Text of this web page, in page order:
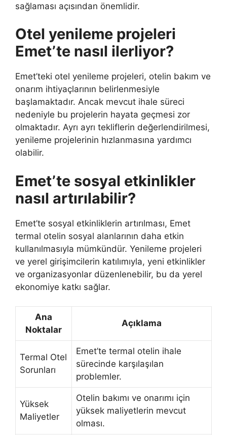
sağlaması açısından önemlidir.
Otel yenileme projeleri
Emet’te nasıl ilerliyor?
Emet’teki otel yenileme projeleri, otelin bakım ve
onarım ihtiyaçlarının belirlenmesiyle
başlamaktadır. Ancak mevcut ihale süreci
nedeniyle bu projelerin hayata geçmesi zor
olmaktadır. Ayrı ayrı tekliflerin değerlendirilmesi,
yenileme projelerinin hızlanmasına yardımcı
olabilir.
Emet’te sosyal etkinlikler
nasıl artırılabilir?
Emet’te sosyal etkinliklerin artırılması, Emet
termal otelin sosyal alanlarının daha etkin
kullanılmasıyla mümkündür. Yenileme projeleri
ve yerel girişimcilerin katılımıyla, yeni etkinlikler
ve organizasyonlar düzenlenebilir, bu da yerel
ekonomiye katkı sağlar.
Ana
Noktalar
Açıklama
Termal Otel
Sorunları
Emet’te termal otelin ihale
sürecinde karşılaşılan
problemler.
Yüksek
Maliyetler
Otelin bakımı ve onarımı için
yüksek maliyetlerin mevcut
olması.